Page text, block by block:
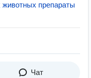
препараты
Чат